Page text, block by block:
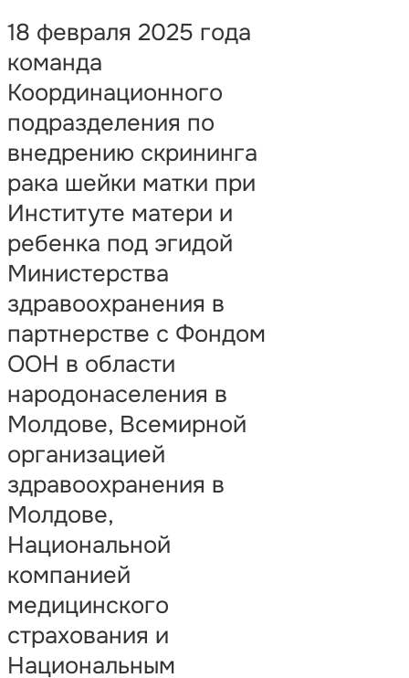
18 февраля 2025 года
команда
Координационного
подразделения по
внедрению скрининга
рака шейки матки при
Институте матери и
ребенка под эгидой
Министерства
здравоохранения в
партнерстве с Фондом
ООН в области
народонаселения в
Молдове, Всемирной
организацией
здравоохранения в
Молдове,
Национальной
компанией
медицинского
страхования и
Национальным